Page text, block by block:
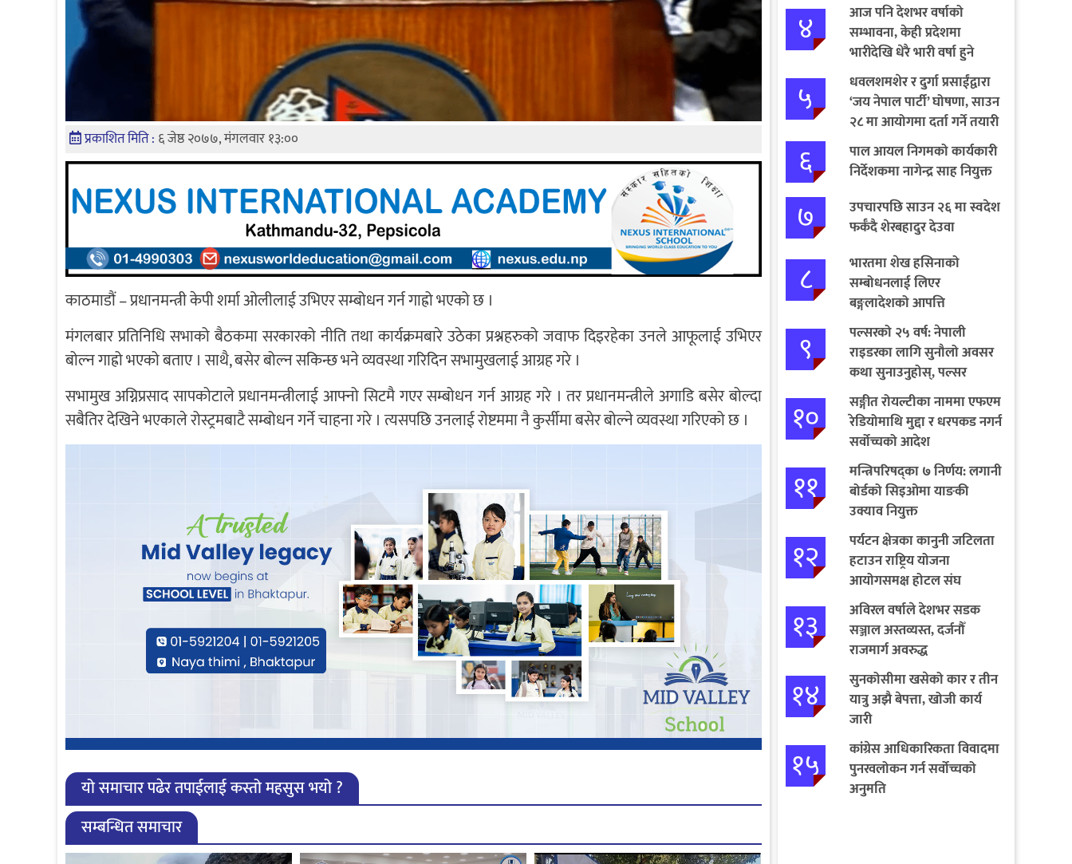
प्रकाशित मिति : ६ जेष्ठ २०७७, मंगलवार १३:००
काठमाडौं – प्रधानमन्त्री केपी शर्मा ओलीलाई उभिएर सम्बोधन गर्न गाह्रो भएको छ ।
मंगलबार प्रतिनिधि सभाको बैठकमा सरकारको नीति तथा कार्यक्रमबारे उठेका प्रश्नहरुको जवाफ दिइरहेका उनले आफूलाई उभिएर
बोल्न गाह्रो भएको बताए । साथै, बसेर बोल्न सकिन्छ भने व्यवस्था गरिदिन सभामुखलाई आग्रह गरे ।
सभामुख अग्निप्रसाद सापकोटाले प्रधानमन्त्रीलाई आफ्नो सिटमै गएर सम्बोधन गर्न आग्रह गरे । तर प्रधानमन्त्रीले अगाडि बसेर बोल्दा
सबैतिर देखिने भएकाले रोस्ट्रमबाटै सम्बोधन गर्ने चाहना गरे । त्यसपछि उनलाई रोष्टममा नै कुर्सीमा बसेर बोल्ने व्यवस्था गरिएको छ ।
यो समाचार पढेर तपाईलाई कस्तो महसुस भयो ?
सम्बन्धित समाचार
४
आज पनि देशभर वर्षाको
सम्भावना, केही प्रदेशमा
भारीदेखि धेरै भारी वर्षा हुने
चेतावनी
५
धवलशमशेर र दुर्गा प्रसाईंद्वारा
‘जय नेपाल पार्टी’ घोषणा, साउन
२८ मा आयोगमा दर्ता गर्ने तयारी
६
पाल आयल निगमको कार्यकारी
निर्देशकमा नागेन्द्र साह नियुक्त
७
उपचारपछि साउन २६ मा स्वदेश
फर्कँदै शेरबहादुर देउवा
८
भारतमा शेख हसिनाको
सम्बोधनलाई लिएर
बङ्गलादेशको आपत्ति
९
पल्सरको २५ वर्ष: नेपाली
राइडरका लागि सुनौलो अवसर
कथा सुनाउनुहोस्, पल्सर
जित्नुहोस्
१०
सङ्गीत रोयल्टीका नाममा एफएम
रेडियोमाथि मुद्दा र धरपकड नगर्न
सर्वोच्चको आदेश
११
मन्त्रिपरिषद्का ७ निर्णय: लगानी
बोर्डको सिइओमा याङकी
उक्याव नियुक्त
१२
पर्यटन क्षेत्रका कानुनी जटिलता
हटाउन राष्ट्रिय योजना
आयोगसमक्ष होटल संघ
बागमतीका पाँचबुँदे माग
१३
अविरल वर्षाले देशभर सडक
सञ्जाल अस्तव्यस्त, दर्जनौँ
राजमार्ग अवरुद्ध
१४
सुनकोसीमा खसेको कार र तीन
यात्रु अझै बेपत्ता, खोजी कार्य
जारी
१५
कांग्रेस आधिकारिकता विवादमा
पुनरवलोकन गर्न सर्वोच्चको
अनुमति